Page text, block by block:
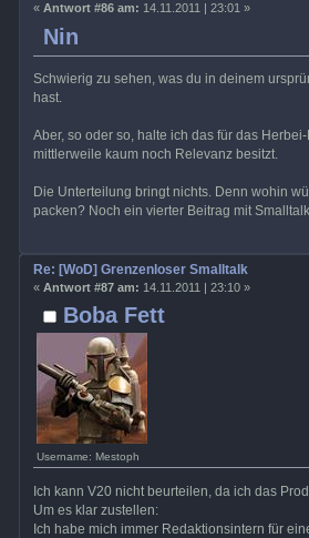
Nin
« Antwort #86 am: 14.11.2011 | 23:01 »
Schwierig zu sehen, was du in deinem
hast.
Aber, so oder so, halte ich das für das
mittlerweile kaum noch Relevanz besitzt.
Die Unterteilung bringt nichts. Denn wohin
packen? Noch ein vierter Beitrag mit
Boba Fett
Username: Mestoph
Re: [WoD] Grenzenloser Smalltalk
« Antwort #87 am: 14.11.2011 | 23:10 »
Ich kann V20 nicht beurteilen, da ich das
Um es klar zustellen:
Ich habe mich immer Redaktionsintern für